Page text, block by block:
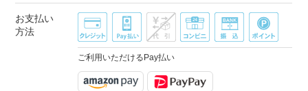
お支払い
方法
ご利用いただけるPay払い